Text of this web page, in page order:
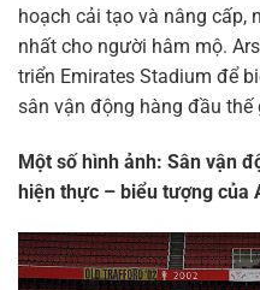
hoạch cải tạo và nâng cấp,
nhất cho người hâm mộ.
triển Emirates Stadium để
sân vận động hàng đầu thế
Một số hình ảnh: Sân vận
hiện thực – biểu tượng của